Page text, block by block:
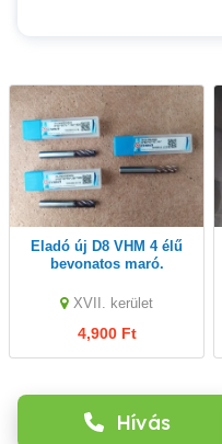
Hívás
Eladó új D8 VHM 4 élű
bevonatos maró.
XVII. kerület
4,900 Ft